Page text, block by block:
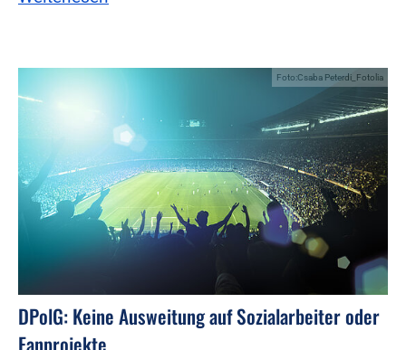
Foto:Csaba Peterdi_Fotolia
DPolG: Keine Ausweitung auf Sozialarbeiter oder